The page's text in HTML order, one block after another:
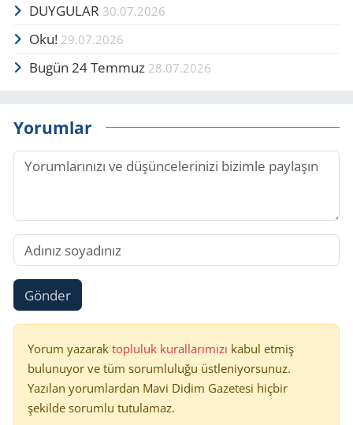
DUYGULAR 30.07.2026
Oku! 29.07.2026
Bugün 24 Temmuz 28.07.2026
Yorumlar
Gönder
Yorum yazarak topluluk kurallarımızı kabul etmiş
bulunuyor ve tüm sorumluluğu üstleniyorsunuz.
Yazılan yorumlardan Mavi Didim Gazetesi hiçbir
şekilde sorumlu tutulamaz.